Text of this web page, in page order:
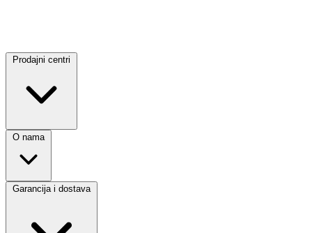
Prodajni centri
O nama
Garancija i dostava